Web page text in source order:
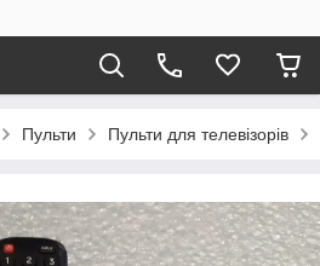
Пульти Пульти для телевізорів